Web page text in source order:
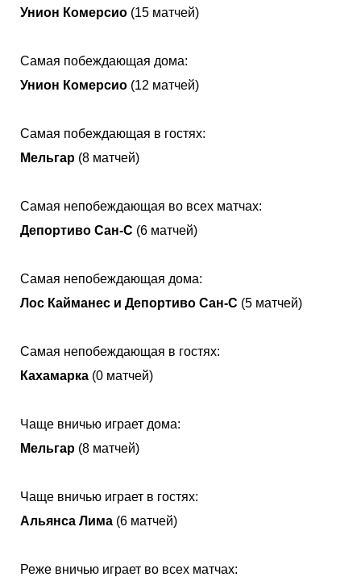
Унион Комерсио (15 матчей)
Самая побеждающая дома:
Унион Комерсио (12 матчей)
Самая побеждающая в гостях:
Мельгар (8 матчей)
Самая непобеждающая во всех матчах:
Депортиво Сан-С (6 матчей)
Самая непобеждающая дома:
Лос Кайманес и Депортиво Сан-С (5 матчей)
Самая непобеждающая в гостях:
Кахамарка (0 матчей)
Чаще вничью играет дома:
Мельгар (8 матчей)
Чаще вничью играет в гостях:
Альянса Лима (6 матчей)
Реже вничью играет во всех матчах: